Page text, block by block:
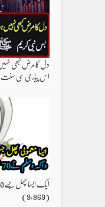
دل کا مرض کبھی
اس پیاری سی سنت
ایک ایسا پھل جسے70 خطرناک بیماریوں کا علاج قرار دیا ہے ؟
(9,869)